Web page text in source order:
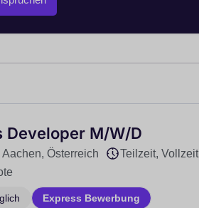
Developer M/W/D
Aachen, Österreich
Teilzeit, Vollzeit
Express Bewerbung